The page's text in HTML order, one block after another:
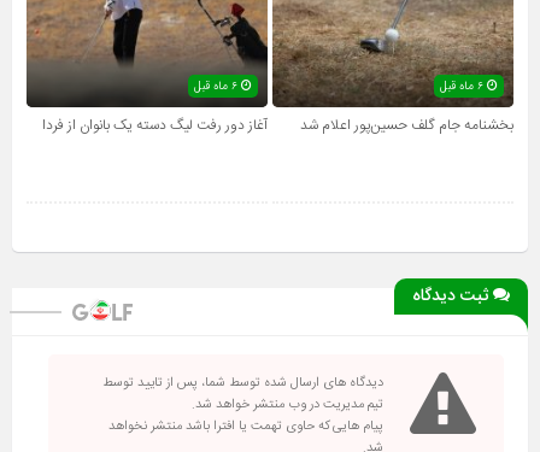
۶ ماه قبل
بخشنامه جام گلف حسین‌پور اعلام شد آغاز دور رفت لیگ دسته یک بانوان از فردا
ثبت دیدگاه
دیدگاه های ارسال شده توسط شما، پس از تایید توسط
تیم مدیریت در وب منتشر خواهد شد.
پیام هایی که حاوی تهمت یا افترا باشد منتشر نخواهد